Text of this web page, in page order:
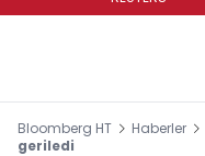
Bloomberg HT Haberler
geriledi